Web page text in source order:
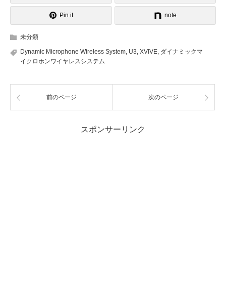
Pin it note
未分類
Dynamic Microphone Wireless System, U3, XVIVE, ダイナミックマ
イクロホンワイヤレスシステム
前のページ 次のページ
スポンサーリンク